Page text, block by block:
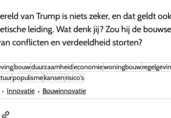
van Trump is niets zeker, en dat geldt
leiding. Wat denk jij? Zou hij de
conflicten en verdeeldheid storten?
bouwduurzaamheideconomiewoningbouw
populismekansenrisico's
Innovatie Bouwinnovatie